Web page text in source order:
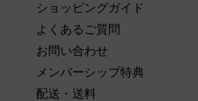
ショッピングガイド
よくあるご質問
お問い合わせ
メンバーシップ特典
配送・送料